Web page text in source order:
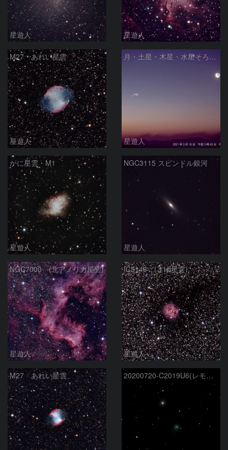
星遊人 星遊人
M27・あれい星雲
星遊人
月・土星・木星・水星そろい踏み
星遊人
かに星雲・M1
星遊人
NGC3115 スピンドル銀河
星遊人
NGC7000 (北アメリカ星雲)
星遊人
IC5146 (まゆ星雲)
星遊人
M27 あれい星雲 20200720-C2019U6(レモン彗星)